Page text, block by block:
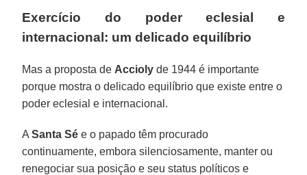
Exercício do poder eclesial e
internacional: um delicado equilíbrio
Mas a proposta de Accioly de 1944 é importante
porque mostra o delicado equilíbrio que existe entre o
poder eclesial e internacional.
ASanta Sé e o papado têm procurado
continuamente, embora silenciosamente, manter ou
renegociar sua posição e seu status políticos e